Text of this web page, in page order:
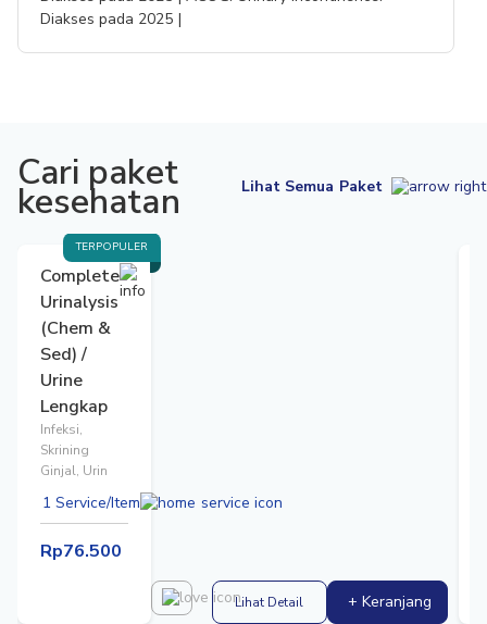
Diakses pada 2025 |
Cari paket
kesehatan Lihat Semua Paket
TERPOPULER
Complete
Urinalysis
(Chem &
Sed) /
Urine
Lengkap
Infeksi,
Skrining
Ginjal, Urin
1 Service/Item
Rp76.500
Lihat Detail + Keranjang